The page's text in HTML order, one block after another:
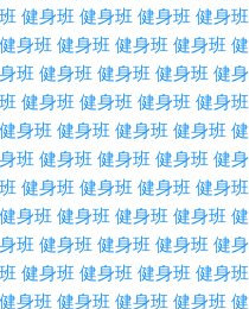
健身班 健身班 健身班 健身班
健身班 健身班 健身班 健身班 健
班 健身班 健身班 健身班 健身
健身班 健身班 健身班 健身班
健身班 健身班 健身班 健身班 健
班 健身班 健身班 健身班 健身
健身班 健身班 健身班 健身班
健身班 健身班 健身班 健身班 健
班 健身班 健身班 健身班 健身
健身班 健身班 健身班 健身班
健身班 健身班 健身班 健身班 健